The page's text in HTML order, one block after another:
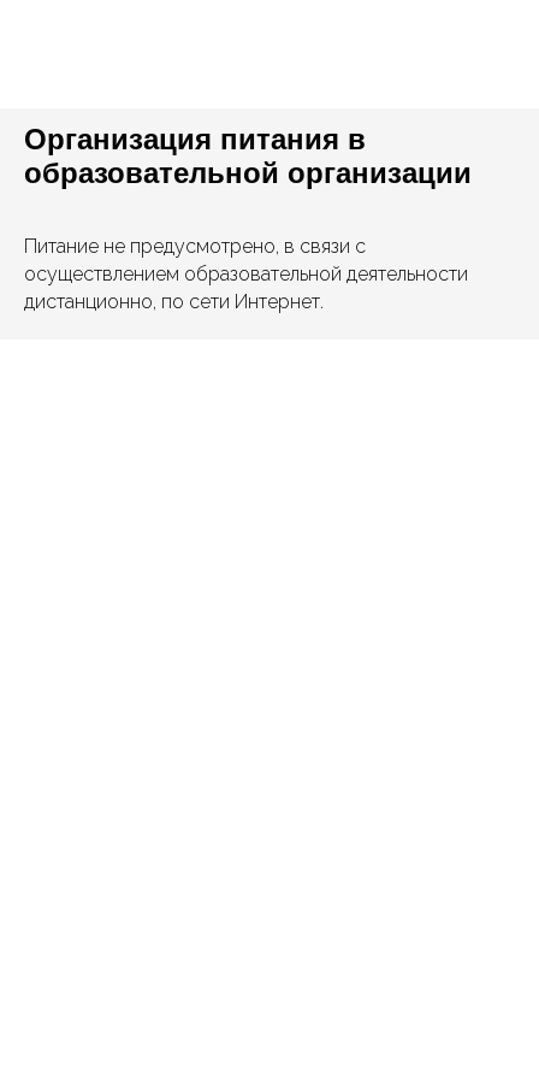
Организация питания в
образовательной организации
Питание не предусмотрено, в связи с
осуществлением образовательной деятельности
дистанционно, по сети Интернет.